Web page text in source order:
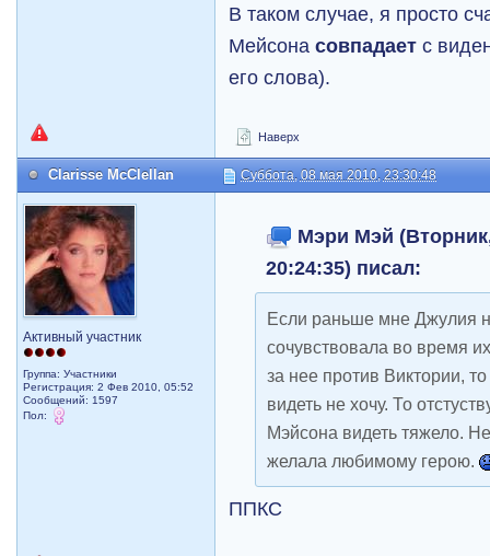
В таком случае, я просто
Мейсонасовпадает с
его слова).
Наверх
Clarisse McClellan Суббота, 08 мая 2010, 23:30:48
Активный участник
Группа: Участники
Регистрация: 2 Фев 2010, 05:52
Сообщений: 1597
Пол:
Мэри Мэй
20:24:35) писал:
Если раньше мне Джулия
сочувствовала во время
за нее против Виктории,
видеть не хочу. То
Мэйсона видеть тяжело.
желала любимому герою.
ППКС